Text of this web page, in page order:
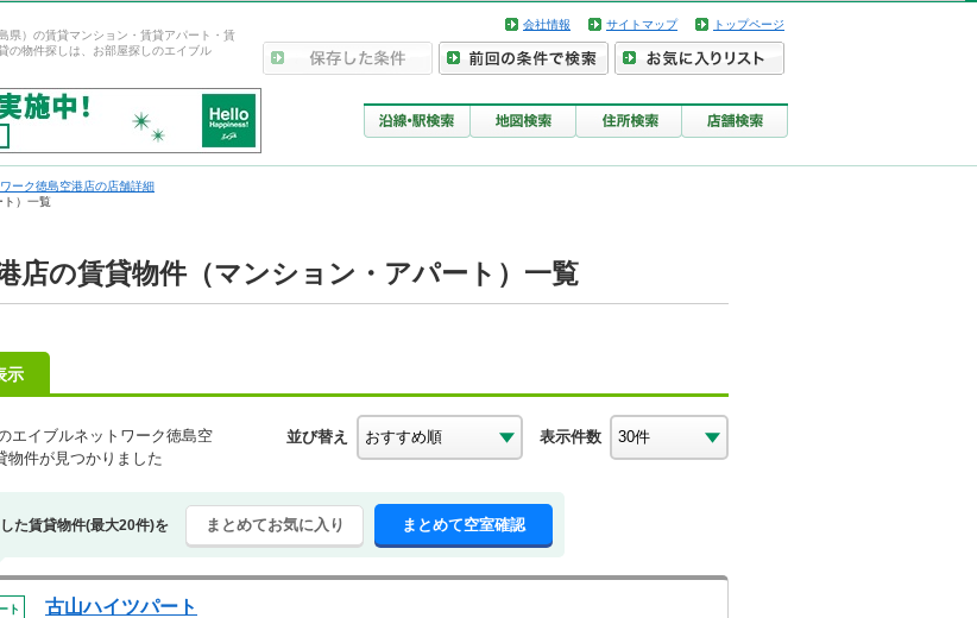
県）の賃貸マンション・賃貸アパート・賃
の物件探しは、お部屋探しのエイブル
会社情報 サイトマップ トップページ
ーク徳島空港店の店舗詳細
ト）一覧
店の賃貸物件（マンション・アパート）一覧
示
エイブルネットワーク徳島空
物件が見つかりました
並び替え 表示件数
た賃貸物件(最大20件)を まとめてお気に入り まとめて空室確認
ト 古山ハイツパート